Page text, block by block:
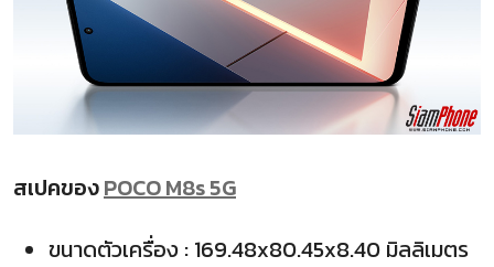
สเปคของPOCO M8s 5G
ขนาดตัวเครื่อง : 169.48x80.45x8.40 มิลลิเมตร